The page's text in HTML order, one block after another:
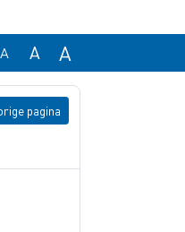
A A A
pagina